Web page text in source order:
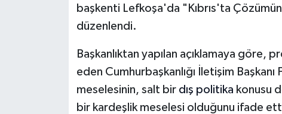
başkenti Lefkoşa'da "Kıbrıs'ta
düzenlendi.
Başkanlıktan yapılan açıklamaya göre,
eden Cumhurbaşkanlığı İletişim
meselesinin, salt bir dış politika konusu
bir kardeşlik meselesi olduğunu ifade